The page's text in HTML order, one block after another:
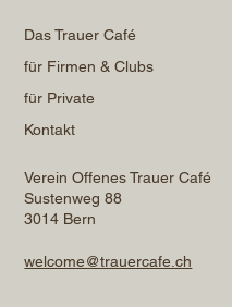
Das Trauer Café
für Firmen & Clubs
für Private
Kontakt
Verein Offenes Trauer Café
Sustenweg 88
3014 Bern
welcome@trauercafe.ch